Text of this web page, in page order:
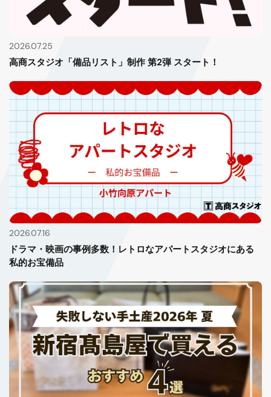
2026.07.25
高商スタジオ「備品リスト」制作 第2弾 スタート！
2026.07.16
ドラマ・映画の事例多数！レトロなアパートスタジオにある
私的お宝備品